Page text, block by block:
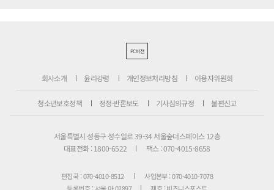
PC버전
회사소개 윤리강령 개인정보처리방침 이용자위원회
청소년보호정책 정정·반론보도 기사심의규정 불편신고
서울특별시 성동구 성수일로 39-34 서울숲더스페이스 12층
대표전화 : 1800-6522
팩스 : 070-4015-8658
편집국 : 070-4010-8512
사업본부 : 070-4010-7078